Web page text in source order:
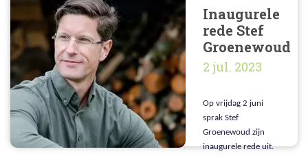
het belang van het
onderkennen van
eindigheid van leven
en portemonnee.
Inaugurele
rede Stef
Groenewoud
2 jul. 2023
Op vrijdag 2 juni
sprak Stef
Groenewoud zijn
inaugurele rede uit.